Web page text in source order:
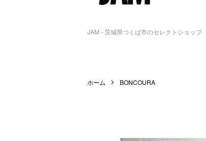
JAM - 茨城県つくば市のセレクトショップ
ホーム BONCOURA